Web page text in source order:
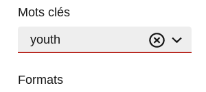
Mots clés
youth
Formats